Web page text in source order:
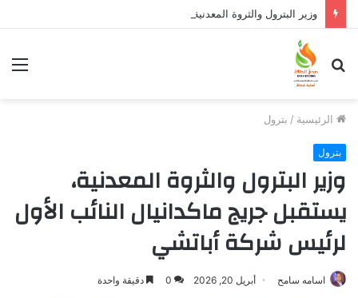
بحث
عن
الرئيسية / بترول
بترول
وزير البترول والثروة المعدنية،
يستقبل جريج ماكدانيال النائب الأول
لرئيس شركة أباتشي
اسامه سامح أبريل 20, 2026 0 دقيقة واحدة